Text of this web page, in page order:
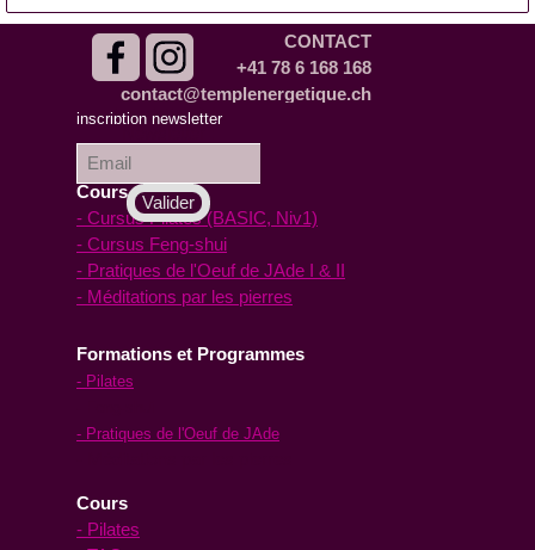
inscription à la
Cours
- Pilates
inscription newsletter
CONTACT
+41 78 6 168 168
contact@templenergetique.ch
Cours en ligne
- Cursus Pilates (BASIC, Niv1)
- Cursus Feng-shui
- Pratiques de l'Oeuf de JAde I & II
- Méditations par les pierres
Formations et Programmes
- Pilates
- Pratiques de l'Oeuf de JAde